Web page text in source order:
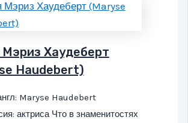
Мэриз Хаудеберт
Haudebert)
Maryse Haudebert
актриса Что в знаменитостях